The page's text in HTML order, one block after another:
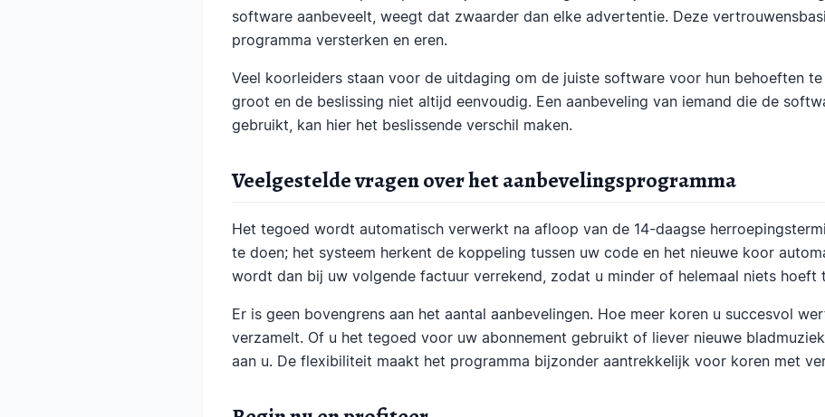
software aanbeveelt, weegt dat zwaarder dan elke advertentie. Deze
programma versterken en eren.
Veel koorleiders staan voor de uitdaging om de juiste software voor hun behoeften
groot en de beslissing niet altijd eenvoudig. Een aanbeveling van iemand die de
gebruikt, kan hier het beslissende verschil maken.
Veelgestelde vragen over het aanbevelingsprogramma
Het tegoed wordt automatisch verwerkt na afloop van de 14-daagse
te doen; het systeem herkent de koppeling tussen uw code en het nieuwe koor
wordt dan bij uw volgende factuur verrekend, zodat u minder of helemaal niets hoeft
Er is geen bovengrens aan het aantal aanbevelingen. Hoe meer koren u succesvol
verzamelt. Of u het tegoed voor uw abonnement gebruikt of liever nieuwe
aan u. De flexibiliteit maakt het programma bijzonder aantrekkelijk voor koren met